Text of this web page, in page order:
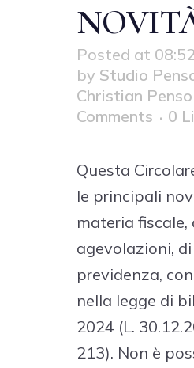
Posted at
by Studio
Christian Penso
Comments
0
Questa
le principali
materia fiscale,
agevolazioni,
previdenza,
nella legge di
2024 (L.
213). Non è